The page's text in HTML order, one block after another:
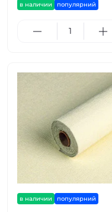
в наличии популярний
в наличии популярний